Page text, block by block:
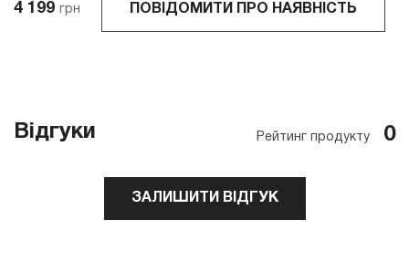
4 199 грн ПОВІДОМИТИ ПРО НАЯВНІСТЬ
Відгуки Рейтинг продукту 0
ЗАЛИШИТИ ВІДГУК